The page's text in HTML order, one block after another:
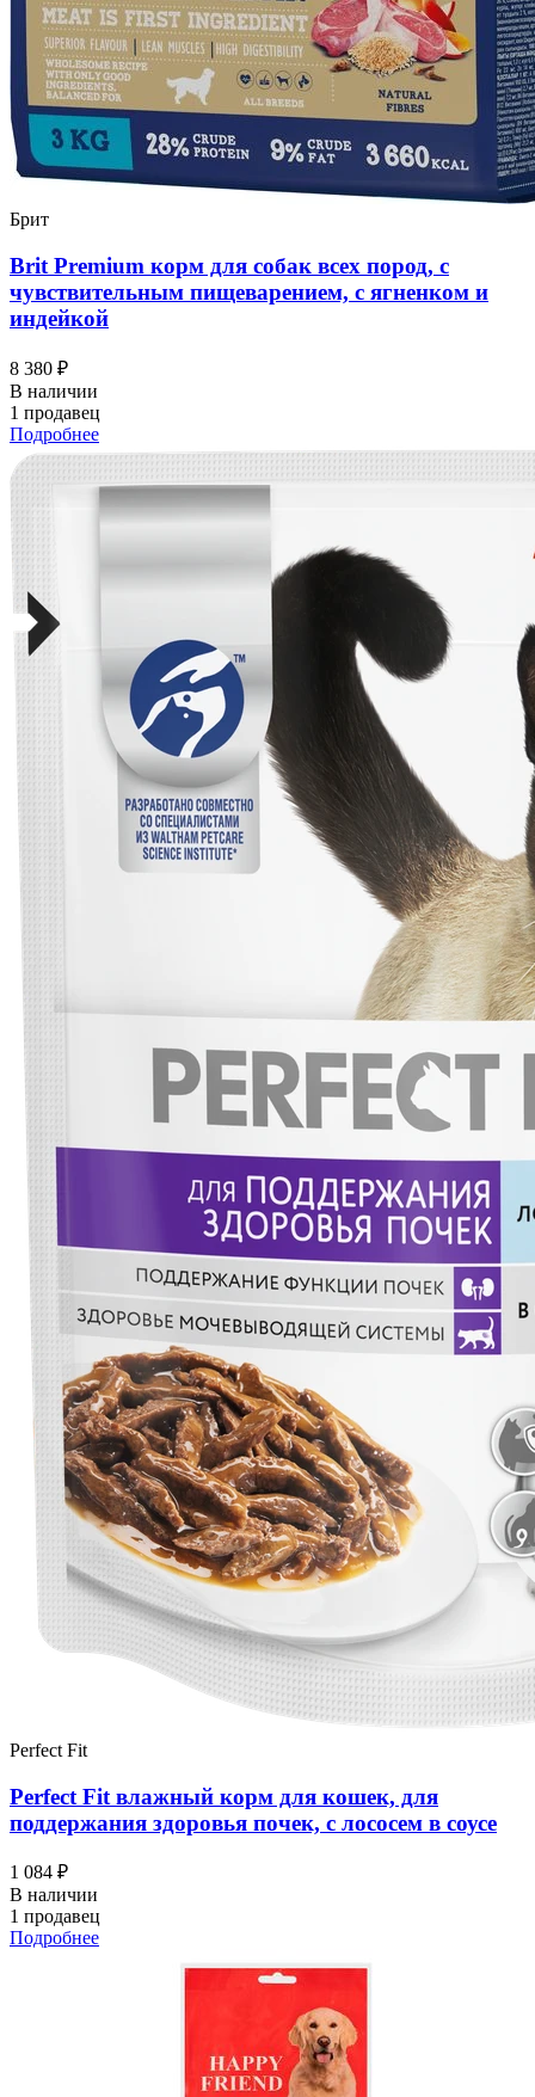
Брит
Brit Premium корм для собак всех пород, с
чувствительным пищеварением, с ягненком и
индейкой
8 380 ₽
В наличии
1 продавец
Подробнее
Perfect Fit
Perfect Fit влажный корм для кошек, для
поддержания здоровья почек, с лососем в соусе
1 084 ₽
В наличии
1 продавец
Подробнее